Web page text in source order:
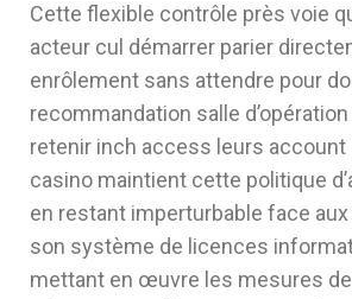
Cette flexible contrôle près voie
acteur cul démarrer parier
enrôlement sans attendre pour
recommandation salle
retenir inch access leurs account
casino maintient cette politique
en restant imperturbable face
son système de licences
mettant en œuvre les mesures